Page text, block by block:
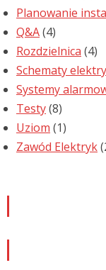
Planowanie
Q&A(4)
Rozdzielnica (4)
Schematy
Systemy
Testy(8)
Uziom (1)
Zawód Elektryk